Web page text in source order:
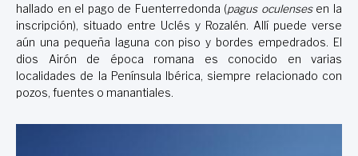
hallado en el pago de Fuenterredonda (pagus oculenses en la
inscripción), situado entre Uclés y Rozalén. Allí puede verse
aún una pequeña laguna con piso y bordes empedrados. El
dios Airón de época romana es conocido en varias
localidades de la Península Ibérica, siempre relacionado con
pozos, fuentes o manantiales.